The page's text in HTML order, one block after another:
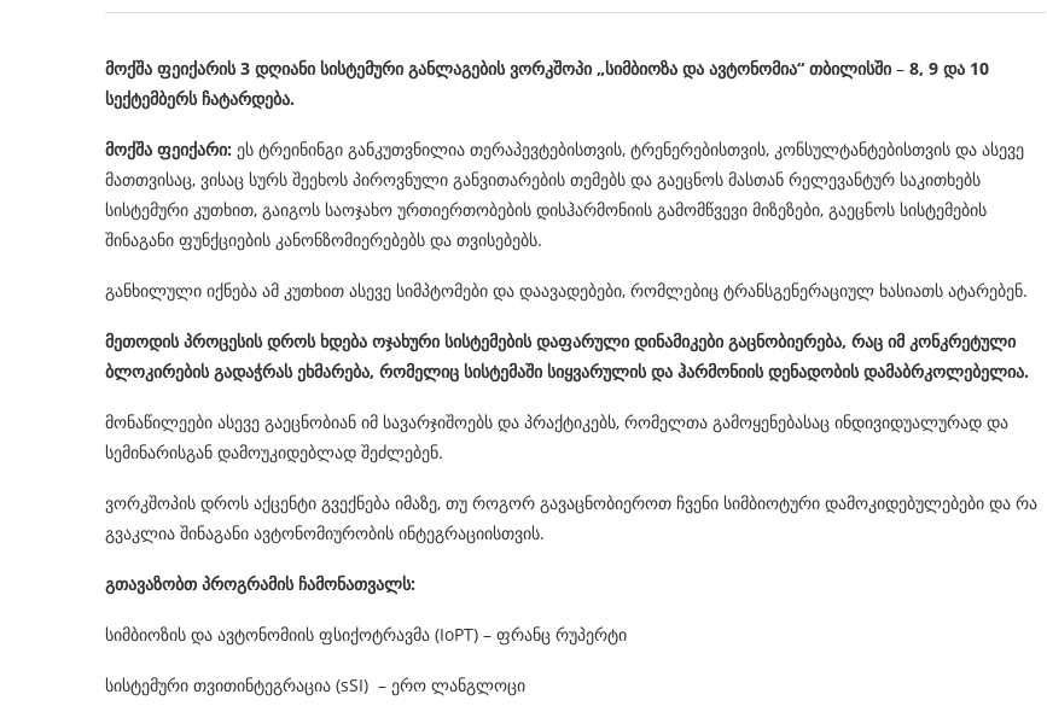
მოქშა ფეიქარის 3 დღიანი სისტემური განლაგების ვორკშოპი „სიმბიოზა და ავტონომია“ თბილისში – 8, 9 და 10
სექტემბერს ჩატარდება.
მოქშა ფეიქარი: ეს ტრეინინგი განკუთვნილია თერაპევტებისთვის, ტრენერებისთვის, კონსულტანტებისთვის და ასევე
მათთვისაც, ვისაც სურს შეეხოს პიროვნული განვითარების თემებს და გაეცნოს მასთან რელევანტურ საკითხებს
სისტემური კუთხით, გაიგოს საოჯახო ურთიერთობების დისჰარმონიის გამომწვევი მიზეზები, გაეცნოს სისტემების
შინაგანი ფუნქციების კანონზომიერებებს და თვისებებს.
განხილული იქნება ამ კუთხით ასევე სიმპტომები და დაავადებები, რომლებიც ტრანსგენერაციულ ხასიათს ატარებენ.
მეთოდის პროცესის დროს ხდება ოჯახური სისტემების დაფარული დინამიკები გაცნობიერება, რაც იმ კონკრეტული
ბლოკირების გადაჭრას ეხმარება, რომელიც სისტემაში სიყვარულის და ჰარმონიის დენადობის დამაბრკოლებელია.
მონაწილეები ასევე გაეცნობიან იმ სავარჯიშოებს და პრაქტიკებს, რომელთა გამოყენებასაც ინდივიდუალურად და
სემინარისგან დამოუკიდებლად შეძლებენ.
ვორკშოპის დროს აქცენტი გვექნება იმაზე, თუ როგორ გავაცნობიეროთ ჩვენი სიმბიოტური დამოკიდებულებები და რა
გვაკლია შინაგანი ავტონომიურობის ინტეგრაციისთვის.
გთავაზობთ პროგრამის ჩამონათვალს:
სიმბიოზის და ავტონომიის ფსიქოტრავმა (IoPT) – ფრანც რუპერტი
სისტემური თვითინტეგრაცია (sSI) – ერო ლანგლოცი